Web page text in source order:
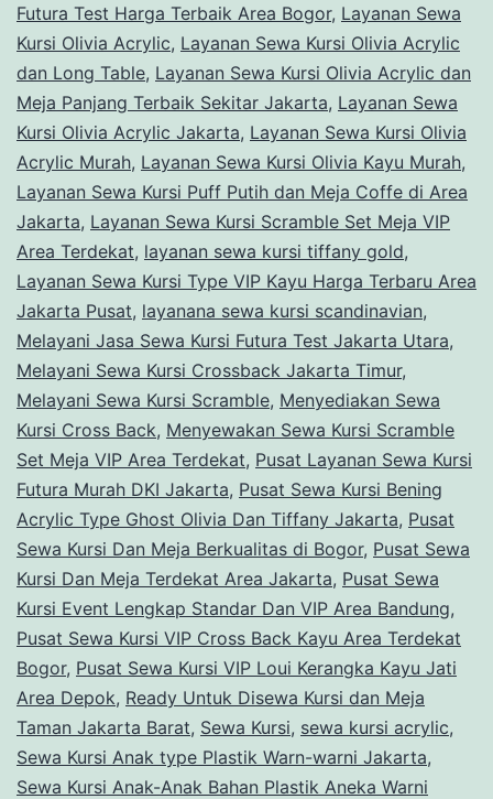
Futura Test Harga Terbaik Area Bogor, Layanan Sewa
Kursi Olivia Acrylic, Layanan Sewa Kursi Olivia Acrylic
dan Long Table, Layanan Sewa Kursi Olivia Acrylic dan
Meja Panjang Terbaik Sekitar Jakarta, Layanan Sewa
Kursi Olivia Acrylic Jakarta, Layanan Sewa Kursi Olivia
Acrylic Murah, Layanan Sewa Kursi Olivia Kayu Murah,
Layanan Sewa Kursi Puff Putih dan Meja Coffe di Area
Jakarta, Layanan Sewa Kursi Scramble Set Meja VIP
Area Terdekat, layanan sewa kursi tiffany gold,
Layanan Sewa Kursi Type VIP Kayu Harga Terbaru Area
Jakarta Pusat, layanana sewa kursi scandinavian,
Melayani Jasa Sewa Kursi Futura Test Jakarta Utara,
Melayani Sewa Kursi Crossback Jakarta Timur,
Melayani Sewa Kursi Scramble, Menyediakan Sewa
Kursi Cross Back, Menyewakan Sewa Kursi Scramble
Set Meja VIP Area Terdekat, Pusat Layanan Sewa Kursi
Futura Murah DKI Jakarta, Pusat Sewa Kursi Bening
Acrylic Type Ghost Olivia Dan Tiffany Jakarta, Pusat
Sewa Kursi Dan Meja Berkualitas di Bogor, Pusat Sewa
Kursi Dan Meja Terdekat Area Jakarta, Pusat Sewa
Kursi Event Lengkap Standar Dan VIP Area Bandung,
Pusat Sewa Kursi VIP Cross Back Kayu Area Terdekat
Bogor, Pusat Sewa Kursi VIP Loui Kerangka Kayu Jati
Area Depok, Ready Untuk Disewa Kursi dan Meja
Taman Jakarta Barat, Sewa Kursi, sewa kursi acrylic,
Sewa Kursi Anak type Plastik Warn-warni Jakarta,
Sewa Kursi Anak-Anak Bahan Plastik Aneka Warni